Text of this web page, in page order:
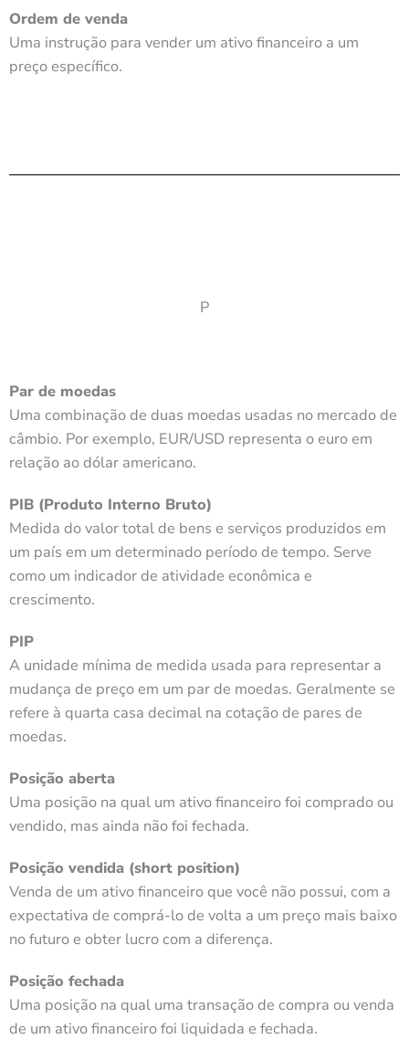
Ordem de venda
Uma instrução para vender um ativo financeiro a um
preço específico.
P
Par de moedas
Uma combinação de duas moedas usadas no mercado de
câmbio. Por exemplo, EUR/USD representa o euro em
relação ao dólar americano.
PIB (Produto Interno Bruto)
Medida do valor total de bens e serviços produzidos em
um país em um determinado período de tempo. Serve
como um indicador de atividade econômica e
crescimento.
PIP
A unidade mínima de medida usada para representar a
mudança de preço em um par de moedas. Geralmente se
refere à quarta casa decimal na cotação de pares de
moedas.
Posição aberta
Uma posição na qual um ativo financeiro foi comprado ou
vendido, mas ainda não foi fechada.
Posição vendida (short position)
Venda de um ativo financeiro que você não possui, com a
expectativa de comprá-lo de volta a um preço mais baixo
no futuro e obter lucro com a diferença.
Posição fechada
Uma posição na qual uma transação de compra ou venda
de um ativo financeiro foi liquidada e fechada.